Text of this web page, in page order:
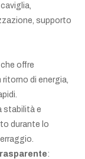
supporto
offre
di energia,
stabilità e
durante lo
: